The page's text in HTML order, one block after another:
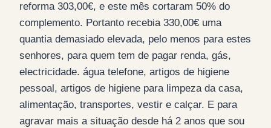
reforma 303,00€, e este mês cortaram 50% do
complemento. Portanto recebia 330,00€ uma
quantia demasiado elevada, pelo menos para estes
senhores, para quem tem de pagar renda, gás,
electricidade. água telefone, artigos de higiene
pessoal, artigos de higiene para limpeza da casa,
alimentação, transportes, vestir e calçar. E para
agravar mais a situação desde há 2 anos que sou